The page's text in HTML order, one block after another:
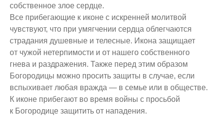
собственное злое сердце.
Все прибегающие к иконе с искренней молитвой
чувствуют, что при умягчении сердца облегчаются
страдания душевные и телесные. Икона защищает
от чужой нетерпимости и от нашего собственного
гнева и раздражения. Также перед этим образом
Богородицы можно просить защиты в случае, если
вспыхивает любая вражда — в семье или в обществе.
К иконе прибегают во время войны с просьбой
к Богородице защитить от нападения.